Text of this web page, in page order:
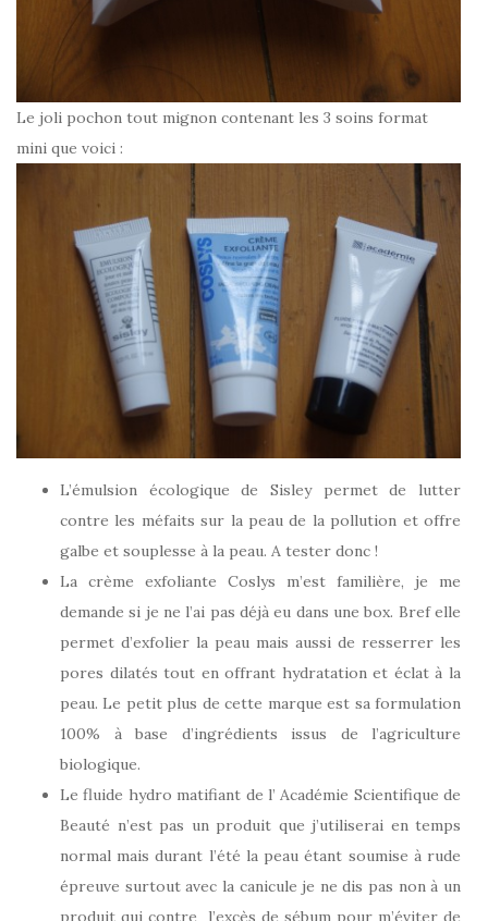
Le joli pochon tout mignon contenant les 3 soins format
mini que voici :
L’émulsion écologique de Sisley permet de lutter
contre les méfaits sur la peau de la pollution et offre
galbe et souplesse à la peau. A tester donc !
La crème exfoliante Coslys m’est familière, je me
demande si je ne l’ai pas déjà eu dans une box. Bref elle
permet d’exfolier la peau mais aussi de resserrer les
pores dilatés tout en offrant hydratation et éclat à la
peau. Le petit plus de cette marque est sa formulation
100% à base d’ingrédients issus de l’agriculture
biologique.
Le fluide hydro matifiant de l’ Académie Scientifique de
Beauté n’est pas un produit que j’utiliserai en temps
normal mais durant l’été la peau étant soumise à rude
épreuve surtout avec la canicule je ne dis pas non à un
produit qui contre l’excès de sébum pour m’éviter de